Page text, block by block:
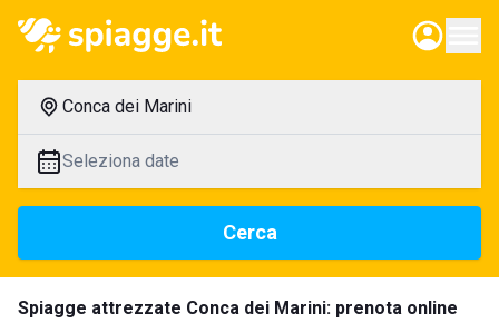
Conca dei Marini
Seleziona date
Cerca
Spiagge attrezzate Conca dei Marini: prenota online